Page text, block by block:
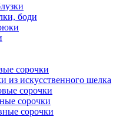
боди
сорочки
из искусственного шелка
сорочки
сорочки
сорочки